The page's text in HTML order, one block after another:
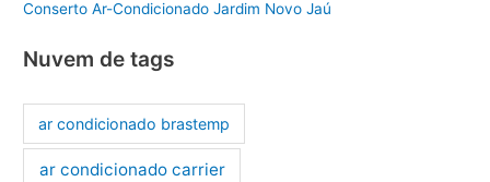
Conserto Ar-Condicionado Jardim Novo Jaú
Nuvem de tags
ar condicionado brastemp
ar condicionado carrier